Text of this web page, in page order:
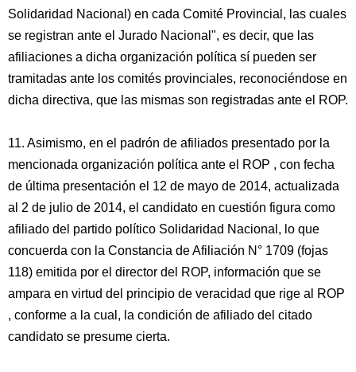
Solidaridad Nacional) en cada Comité Provincial, las cuales
se registran ante el Jurado Nacional", es decir, que las
afiliaciones a dicha organización política sí pueden ser
tramitadas ante los comités provinciales, reconociéndose en
dicha directiva, que las mismas son registradas ante el ROP.
11. Asimismo, en el padrón de afiliados presentado por la
mencionada organización política ante el ROP , con fecha
de última presentación el 12 de mayo de 2014, actualizada
al 2 de julio de 2014, el candidato en cuestión figura como
afiliado del partido político Solidaridad Nacional, lo que
concuerda con la Constancia de Afiliación N° 1709 (fojas
118) emitida por el director del ROP, información que se
ampara en virtud del principio de veracidad que rige al ROP
, conforme a la cual, la condición de afiliado del citado
candidato se presume cierta.